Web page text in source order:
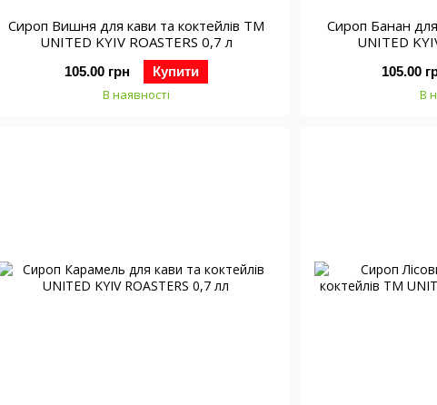
Сироп Вишня для кави та коктейлів ТМ
UNITED KYIV ROASTERS 0,7 л
105.00 грн Купити
В наявності
Сироп Банан
UNITED
105.00
В